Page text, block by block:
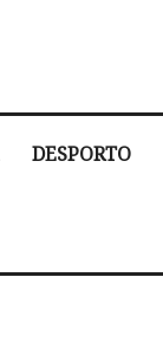
DESPORTO